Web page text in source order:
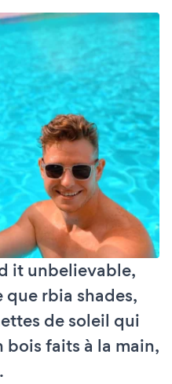
it unbelievable,
que rbia shades,
de soleil qui
bois faits à la main,